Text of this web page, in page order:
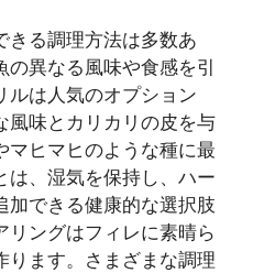
きる調理方法は多数あ
の異なる風味や食感を引
ルは人気のオプション
風味とカリカリの皮を与
マヒマヒのような種に最
は、湿気を保持し、ハー
加できる健康的な選択肢
リングはフィレに素晴ら
ります。さまざまな調理